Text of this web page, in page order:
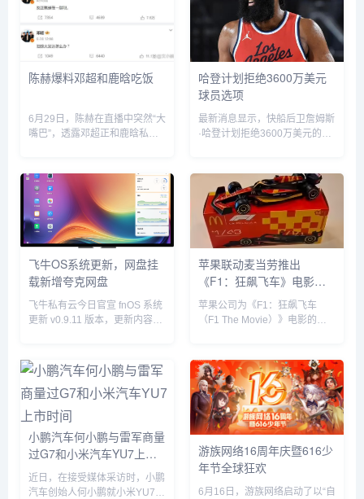
陈赫爆料邓超和鹿晗吃饭
6月29日，陈赫在直播中突然“大
嘴巴”，透露邓超正和鹿晗私下
自己也去吃饭了”。没想到，当
天邓超就在微博发文回应：“反
正就是在一起呗”，配文简短却...
哈登计划拒绝3600万美元
球员选项
最新消息显示，快船后卫詹姆斯
·哈登计划拒绝3600万美元的球
飞牛OS系统更新，网盘挂
载新增夸克网盘
飞牛私有云今日官宣 fnOS 系统
更新 v0.9.11 版本，更新内容包
置、优化硬盘类型（HDD、
SSD）的识别等。飞牛 f...
苹果联动麦当劳推出
《F1：狂飙飞车》电影套
餐
苹果公司为《F1：狂飙飞车
（F1 The Movie）》电影的全
味合作，粉丝们可以购买 F1 主
题套餐，并把独家定制的迷你赛
车带回家。...
小鹏汽车何小鹏与雷军商量
过G7和小米汽车YU7上市
时间
近日，在接受媒体采访时，小鹏
汽车创始人何小鹏就小米YU7的
游族网络16周年庆暨616少
年节全球狂欢
6月16日，游族网络启动了以“自